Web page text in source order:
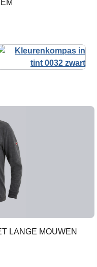
LANGE MOUWEN